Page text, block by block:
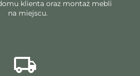
klienta oraz montaż mebli
na miejscu.